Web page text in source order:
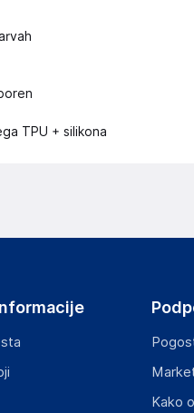
TPU + silikona
Kako